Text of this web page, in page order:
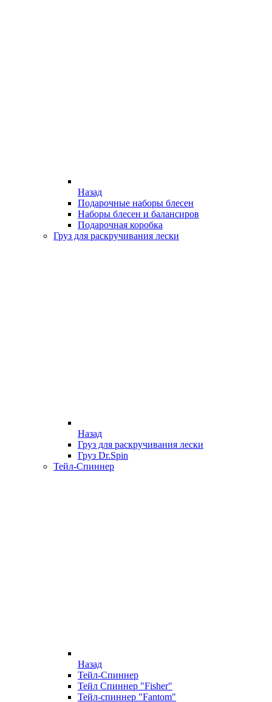
Назад
Подарочные наборы блесен
Наборы блесен и балансиров
Подарочная коробка
Груз для раскручивания лески
Назад
Груз для раскручивания лески
Груз Dr.Spin
Тейл-Спиннер
Назад
Тейл-Спиннер
Тейл Спиннер "Fisher"
Тейл-спиннер "Fantom"